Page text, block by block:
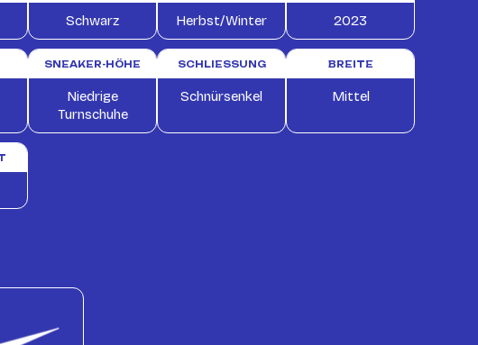
Schwarz Herbst/Winter 2023
SNEAKER-HÖHE
Niedrige
Turnschuhe
SCHLIESSUNG
Schnürsenkel
BREITE
Mittel